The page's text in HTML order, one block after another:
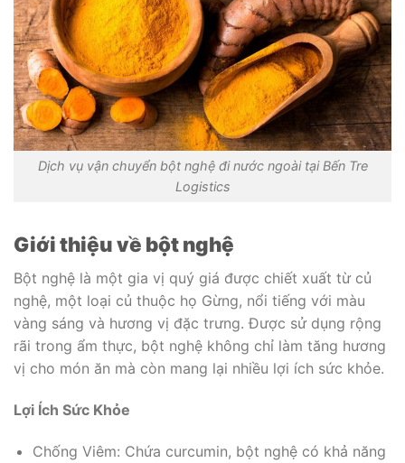
Dịch vụ vận chuyển bột nghệ đi nước ngoài tại Bến Tre
Logistics
Giới thiệu về bột nghệ
Bột nghệ là một gia vị quý giá được chiết xuất từ củ
nghệ, một loại củ thuộc họ Gừng, nổi tiếng với màu
vàng sáng và hương vị đặc trưng. Được sử dụng rộng
rãi trong ẩm thực, bột nghệ không chỉ làm tăng hương
vị cho món ăn mà còn mang lại nhiều lợi ích sức khỏe.
Lợi Ích Sức Khỏe
Chống Viêm: Chứa curcumin, bột nghệ có khả năng